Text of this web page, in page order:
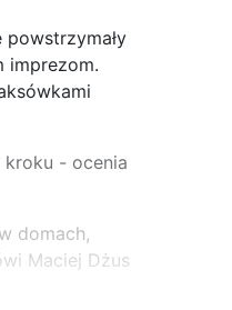
powstrzymały
imprezom.
kroku - ocenia
domach,
Maciej Dżus